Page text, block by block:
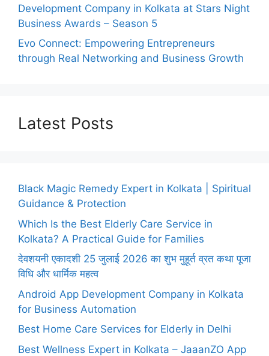
Development Company in Kolkata at Stars Night
Business Awards – Season 5
Evo Connect: Empowering Entrepreneurs
through Real Networking and Business Growth
Latest Posts
Black Magic Remedy Expert in Kolkata | Spiritual
Guidance & Protection
Which Is the Best Elderly Care Service in
Kolkata? A Practical Guide for Families
देवशयनी एकादशी 25 जुलाई 2026 का शुभ मुहूर्त व्रत कथा पूजा
विधि और धार्मिक महत्व
Android App Development Company in Kolkata
for Business Automation
Best Home Care Services for Elderly in Delhi
Best Wellness Expert in Kolkata – JaaanZO App